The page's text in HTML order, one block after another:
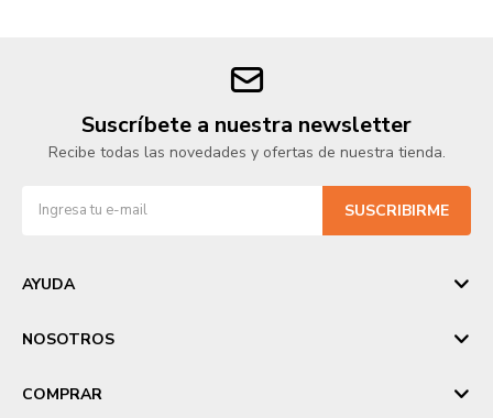
Suscríbete a nuestra newsletter
Recibe todas las novedades y ofertas de nuestra tienda.
SUSCRIBIRME
AYUDA
NOSOTROS
COMPRAR